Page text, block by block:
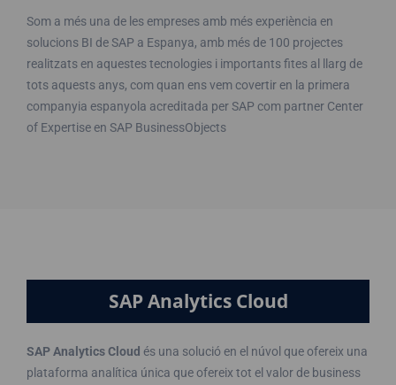
Som a més una de les empreses amb més experiència en
solucions BI de SAP a Espanya, amb més de 100 projectes
realitzats en aquestes tecnologies i importants fites al llarg de
tots aquests anys, com quan ens vem covertir en la primera
companyia espanyola acreditada per SAP com partner Center
of Expertise en SAP BusinessObjects
SAP Analytics Cloud
SAP Analytics Cloud és una solució en el núvol que ofereix una
plataforma analítica única que ofereix tot el valor de business